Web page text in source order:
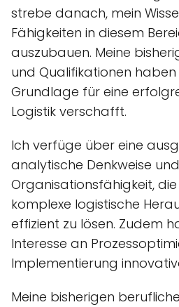
strebe danach, mein
Fähigkeiten in diesem
auszubauen. Meine
und Qualifikationen haben
Grundlage für eine
Logistik verschafft.
Ich verfüge über eine
analytische Denkweise
Organisationsfähigkeit,
komplexe logistische
effizient zu lösen. Zudem
Interesse an
Implementierung
Meine bisherigen